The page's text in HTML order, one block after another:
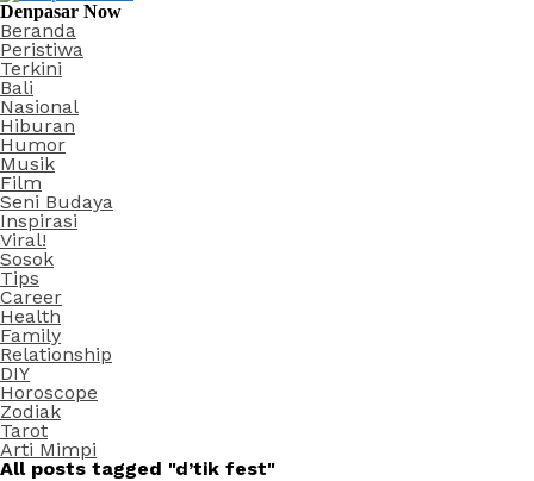
Denpasar Now
Beranda
Peristiwa
Terkini
Bali
Nasional
Hiburan
Humor
Musik
Film
Seni Budaya
Inspirasi
Viral!
Sosok
Tips
Career
Health
Family
Relationship
DIY
Horoscope
Zodiak
Tarot
Arti Mimpi
All posts tagged "d’tik fest"